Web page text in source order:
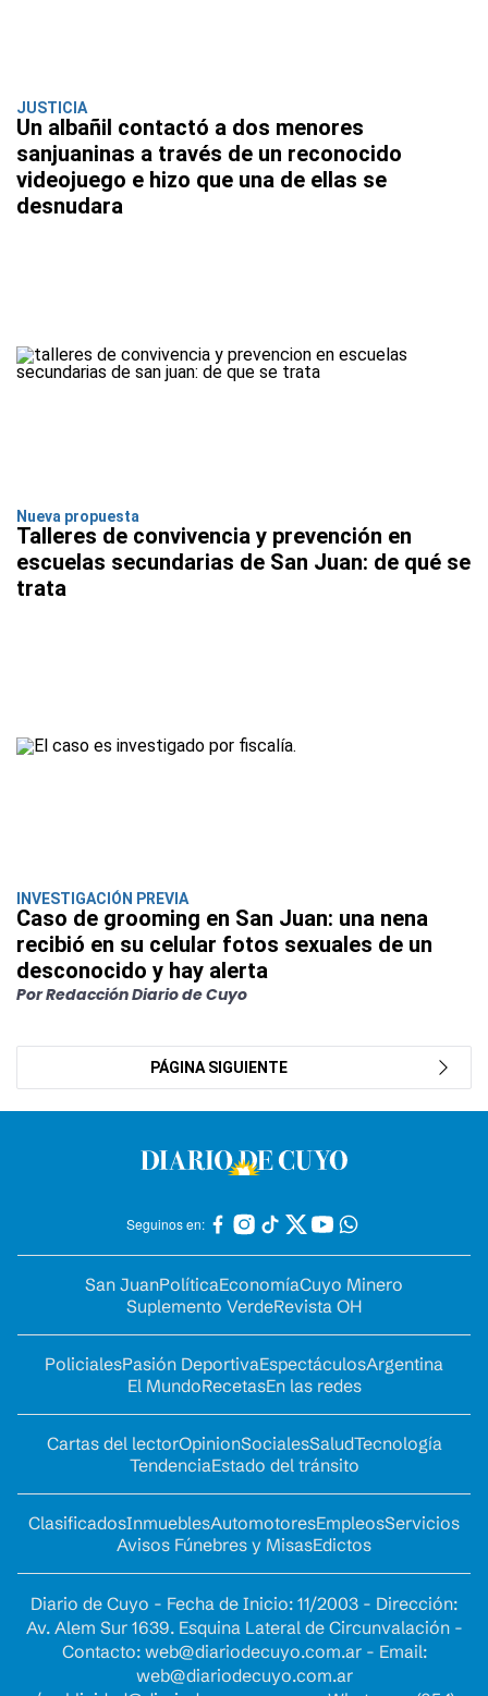
JUSTICIA
Un albañil contactó a dos menores
sanjuaninas a través de un reconocido
videojuego e hizo que una de ellas se
desnudara
Nueva propuesta
Talleres de convivencia y prevención en
escuelas secundarias de San Juan: de qué se
trata
INVESTIGACIÓN PREVIA
Caso de grooming en San Juan: una nena
recibió en su celular fotos sexuales de un
desconocido y hay alerta
Por Redacción Diario de Cuyo
PÁGINA SIGUIENTE
Seguinos en:
San JuanPolíticaEconomíaCuyo Minero
Suplemento VerdeRevista OH
PolicialesPasión DeportivaEspectáculosArgentina
El MundoRecetasEn las redes
Cartas del lectorOpinionSocialesSaludTecnología
TendenciaEstado del tránsito
ClasificadosInmueblesAutomotoresEmpleosServicios
Avisos Fúnebres y MisasEdictos
Diario de Cuyo - Fecha de Inicio: 11/2003 - Dirección:
Av. Alem Sur 1639. Esquina Lateral de Circunvalación -
Contacto: web@diariodecuyo.com.ar- Email:
web@diariodecuyo.com.ar